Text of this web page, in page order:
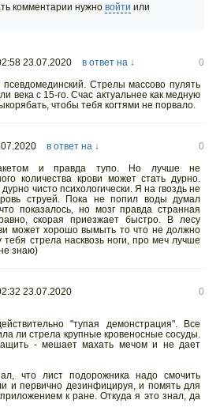
комментарии нужно войти или
23.07.2020 в ответ на ↓
0
Стрелы массово пулять
века с 15-го. Счас актуальнее как медную
чтобы тебя когтями не порвало.
в ответ на ↓
0
и правда тупо. Но лучше не
количества крови может стать дурно.
чисто психологически. Я на гвоздь не
струей. Пока не попил воды думал
показалось, но мозг правда странная
скорая приезжает быстро. В лесу
может хорошо вымыть то что не должно
тебя стрела насквозь ноги, про меч лучше
знаю)
23.07.2020
0
"тупая демонстрация". Все
ли стрела крупные кровеносные сосуды.
- мешает махать мечом и не дает
что лист подорожника надо смочить
и первично дезинфицируя, и помять для
к ране. Откуда я это знал, да